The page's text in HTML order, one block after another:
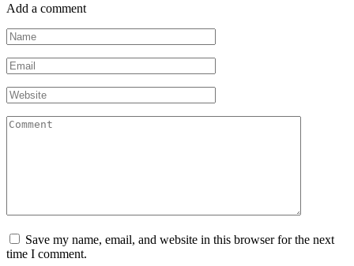
Add a comment
Name
*
Email
*
Website
Comment
Save my name, email, and website in this browser for the next
time I comment.